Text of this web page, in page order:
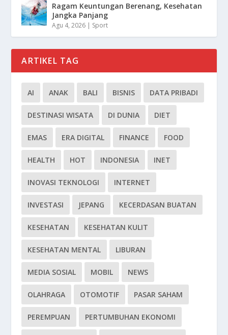
Ragam Keuntungan Berenang, Kesehatan
Jangka Panjang
Agu 4, 2026 | Sport
ARTIKEL TAG
AI ANAK BALI BISNIS DATA PRIBADI
DESTINASI WISATA DI DUNIA DIET
EMAS ERA DIGITAL FINANCE FOOD
HEALTH HOT INDONESIA INET
INOVASI TEKNOLOGI INTERNET
INVESTASI JEPANG KECERDASAN BUATAN
KESEHATAN KESEHATAN KULIT
KESEHATAN MENTAL LIBURAN
MEDIA SOSIAL MOBIL NEWS
OLAHRAGA OTOMOTIF PASAR SAHAM
PEREMPUAN PERTUMBUHAN EKONOMI